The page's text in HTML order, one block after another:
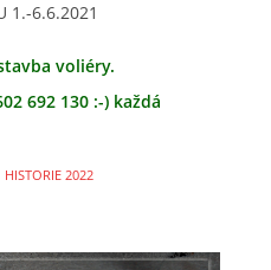
1.-6.6.2021
voliéry.
692 130 :-) každá
VEŠKERÉ
HISTORIE 2022